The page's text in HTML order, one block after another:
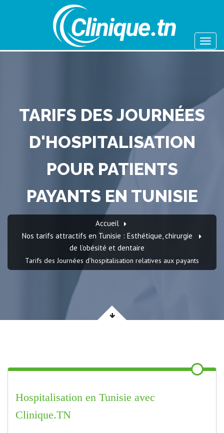
TARIFS DES JOURNÉES
D'HOSPITALISATION
POUR PATIENTS
PAYANTS EN TUNISIE
Accueil
Nos tarifs attractifs en Tunisie : Esthétique, chirurgie
de l’obésité et dentaire
Tarifs des Journées d’hospitalisation relatives aux payants
Hospitalisation en Tunisie avec
Clinique.TN